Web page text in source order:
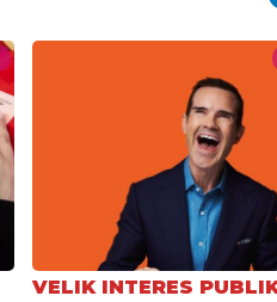
VELIK INTERES